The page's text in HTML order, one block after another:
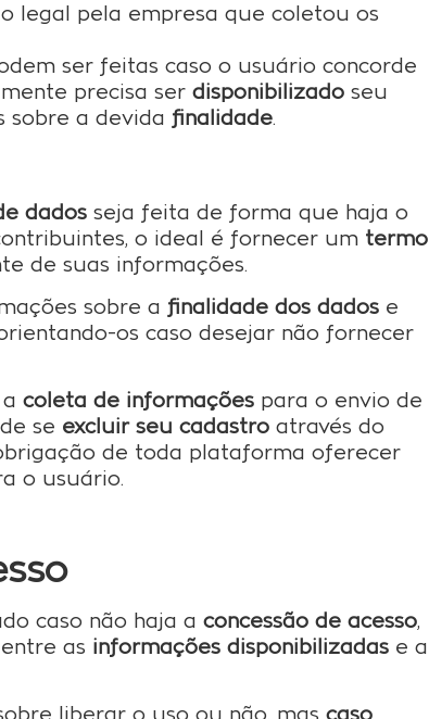
legal pela empresa que coletou os
ser feitas caso o usuário concorde
precisa ser disponibilizadoseu
sobre a devida finalidade.
dadosseja feita de forma que haja o
o ideal é fornecer um termo
de suas informações.
sobre a finalidade dos dadose
os caso desejar não fornecer
coleta de informaçõespara o envio de
se excluir seu cadastroatravés do
de toda plataforma oferecer
o usuário.
caso não haja a concessão de acesso,
as informações disponibilizadase a